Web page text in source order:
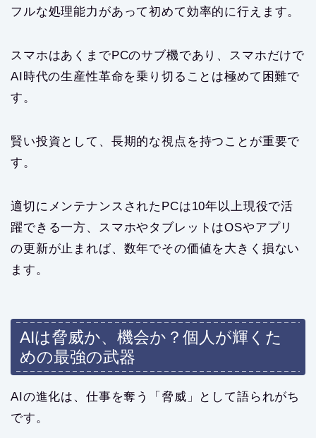
フルな処理能力があって初めて効率的に行えます。
スマホはあくまでPCのサブ機であり、スマホだけで
AI時代の生産性革命を乗り切ることは極めて困難で
す。
賢い投資として、長期的な視点を持つことが重要で
す。
適切にメンテナンスされたPCは10年以上現役で活
躍できる一方、スマホやタブレットはOSやアプリ
の更新が止まれば、数年でその価値を大きく損ない
ます。
AIは脅威か、機会か？個人が輝くた
めの最強の武器
AIの進化は、仕事を奪う「脅威」として語られがち
です。